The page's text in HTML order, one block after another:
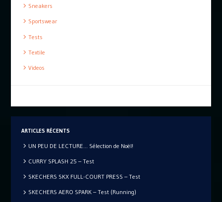
Sneakers
Sportswear
Tests
Textile
Videos
ARTICLES RÉCENTS
UN PEU DE LECTURE… Sélection de Noël!
CURRY SPLASH 25 – Test
SKECHERS SKX FULL-COURT PRESS – Test
SKECHERS AERO SPARK – Test (Running)